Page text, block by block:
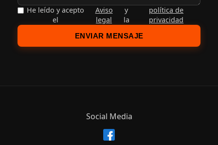
He leído y acepto
el
Aviso
legal
y
la
política de
privacidad
ENVIAR MENSAJE
Social Media